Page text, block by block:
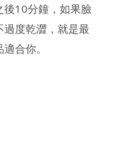
後10分鐘，如果臉
過度乾澀，就是最
合你。